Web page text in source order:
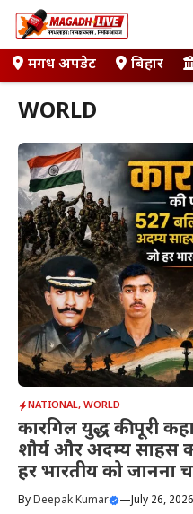
Skip
to
contentमगध अपडेट बिहार
WORLD
NATIONAL, WORLD
कारगिल युद्ध की पूरी
शौर्य और अदम्य साहस
हर भारतीय को जानना
ByDeepak Kumar — July 26, 2026